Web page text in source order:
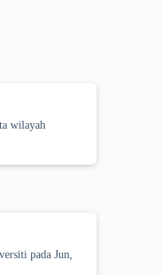
wilayah
pada Jun,